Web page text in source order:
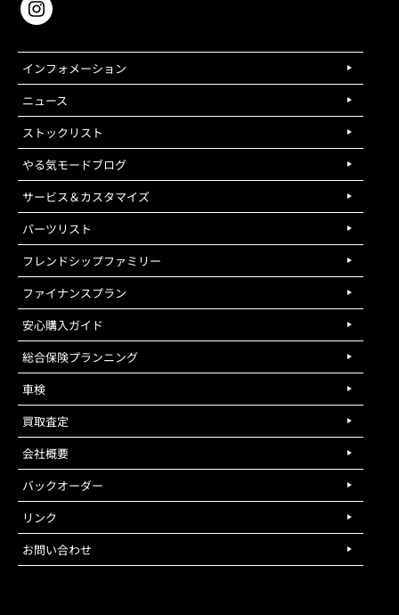
インフォメーション
ニュース
ストックリスト
やる気モードブログ
サービス＆カスタマイズ
パーツリスト
フレンドシップファミリー
ファイナンスプラン
安心購入ガイド
総合保険プランニング
車検
買取査定
会社概要
バックオーダー
リンク
お問い合わせ